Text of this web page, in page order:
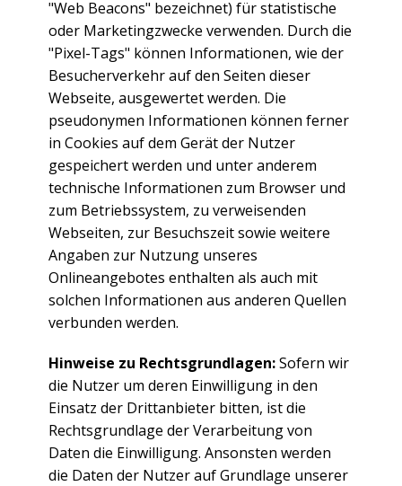
"Web Beacons" bezeichnet) für statistische
oder Marketingzwecke verwenden. Durch die
"Pixel-Tags" können Informationen, wie der
Besucherverkehr auf den Seiten dieser
Webseite, ausgewertet werden. Die
pseudonymen Informationen können ferner
in Cookies auf dem Gerät der Nutzer
gespeichert werden und unter anderem
technische Informationen zum Browser und
zum Betriebssystem, zu verweisenden
Webseiten, zur Besuchszeit sowie weitere
Angaben zur Nutzung unseres
Onlineangebotes enthalten als auch mit
solchen Informationen aus anderen Quellen
verbunden werden.
Hinweise zu Rechtsgrundlagen:Sofern wir
die Nutzer um deren Einwilligung in den
Einsatz der Drittanbieter bitten, ist die
Rechtsgrundlage der Verarbeitung von
Daten die Einwilligung. Ansonsten werden
die Daten der Nutzer auf Grundlage unserer